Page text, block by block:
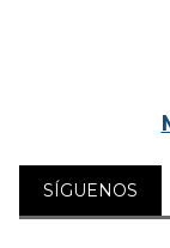
SÍGUENOS